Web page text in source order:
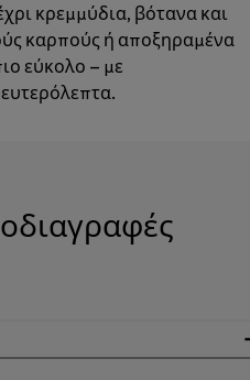
κρεμμύδια, βότανα και
καρπούς ή αποξηραμένα
εύκολο – με